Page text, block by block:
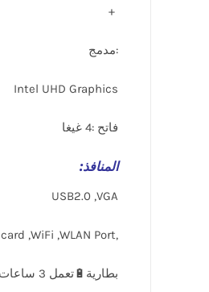
+
:مدمج
Intel UHD Graphics
فاتح :4 غيغا
المنافذ:
USB2.0 ,VGA
,2Speaker ,SD card ,WiFi ,WLAN Port